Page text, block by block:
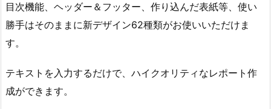
目次機能、ヘッダー＆フッター、作り込んだ表紙等、使い
勝手はそのままに新デザイン62種類がお使いいただけま
す。
テキストを入力するだけで、ハイクオリティなレポート作
成ができます。